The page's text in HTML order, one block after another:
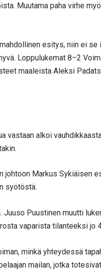
Muutama paha virhe
esitys, niin ei
Loppulukemat 8–2
maaleista Aleksi
vastaan alkoi
johtoon Markus Sykiäisen
syötöstä.
Puustinen muutti
vaparista tilanteeksi jo
minkä yhteydessä
mailan, jotka